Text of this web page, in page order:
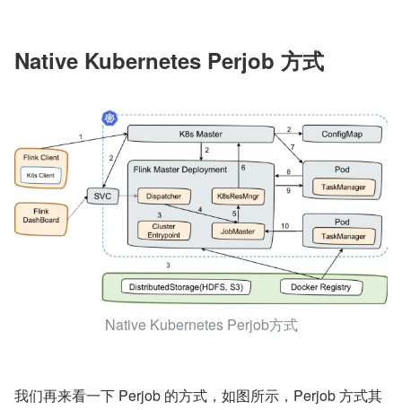
Native Kubernetes Perjob 方式
Native Kubernetes Perjob方式
我们再来看一下 Perjob 的方式，如图所示，Perjob 方式其